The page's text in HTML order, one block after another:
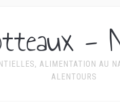
-
ALIMENTATION AU
ALENTOURS